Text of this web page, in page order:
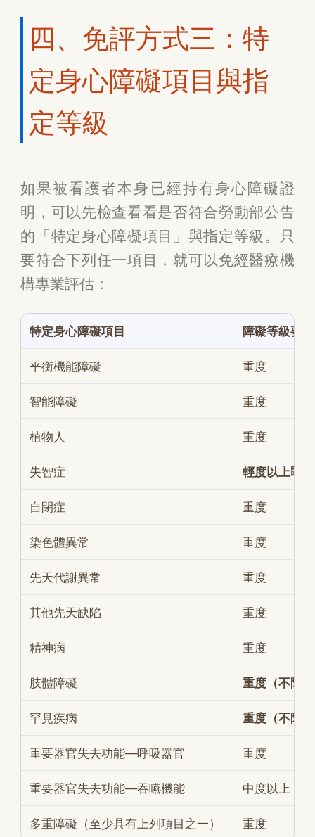
四、免評方式三：特
定身心障礙項目與指
定等級
如果被看護者本身已經持有身心障礙證
明，可以先檢查看看是否符合勞動部公告
的「特定身心障礙項目」與指定等級。只
要符合下列任一項目，就可以免經醫療機
構專業評估：
特定身心障礙項目 障礙等級要求
平衡機能障礙 重度
智能障礙 重度
植物人 重度
失智症 輕度以上即可
自閉症 重度
染色體異常 重度
先天代謝異常 重度
其他先天缺陷 重度
精神病 重度
肢體障礙 重度（不限
罕見疾病 重度（不限
重要器官失去功能—呼吸器官 重度
重要器官失去功能—吞嚥機能 中度以上
多重障礙（至少具有上列項目之一） 重度